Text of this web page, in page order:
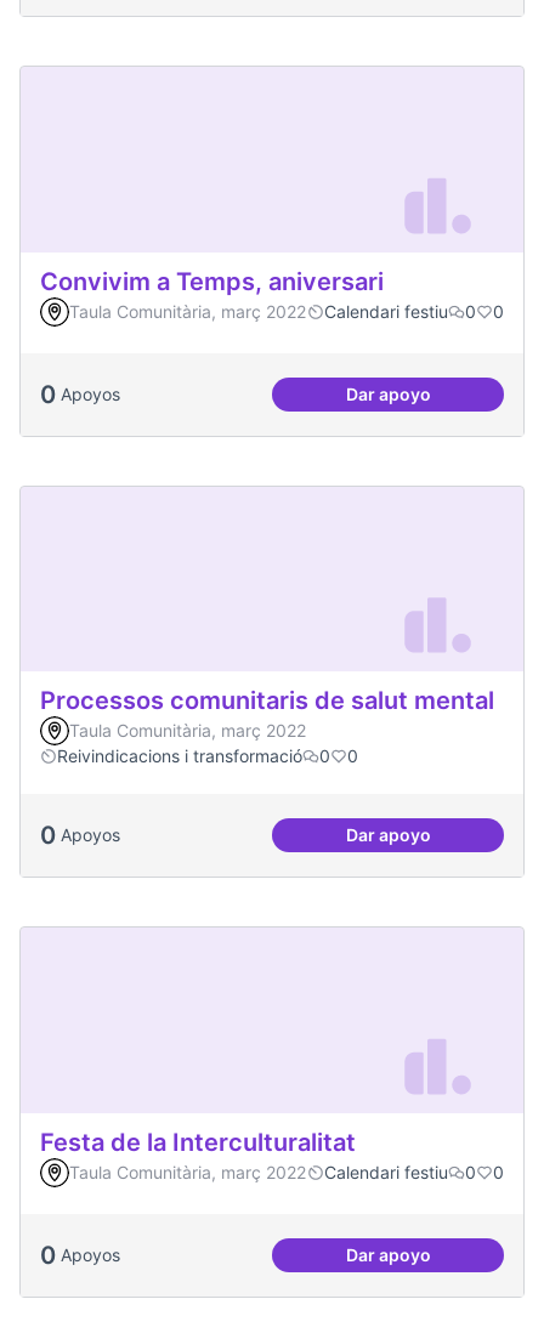
Convivim a Temps, aniversari
Taula Comunitària, març 2022 Calendari festiu 0 0
0 Apoyos Dar apoyoConvivim a
Processos comunitaris de salut mental
Taula Comunitària, març 2022
Reivindicacions i transformació
0 0
0 Apoyos Dar apoyoProcessos
Festa de la Interculturalitat
Taula Comunitària, març 2022 Calendari festiu 0 0
0 Apoyos Dar apoyoFesta de la